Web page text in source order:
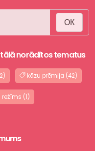
ОК
norādītos tematus
kāzu prēmija (42)
režīms (1)